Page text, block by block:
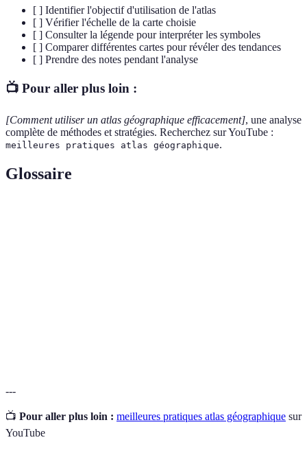
[ ] Identifier l'objectif d'utilisation de l'atlas
[ ] Vérifier l'échelle de la carte choisie
[ ] Consulter la légende pour interpréter les symboles
[ ] Comparer différentes cartes pour révéler des tendances
[ ] Prendre des notes pendant l'analyse
📺 Pour aller plus loin :
[Comment utiliser un atlas géographique efficacement], une analyse
complète de méthodes et stratégies. Recherchez sur YouTube :
meilleures pratiques atlas géographique.
Glossaire
---
📺 Pour aller plus loin : meilleures pratiques atlas géographique sur
YouTube